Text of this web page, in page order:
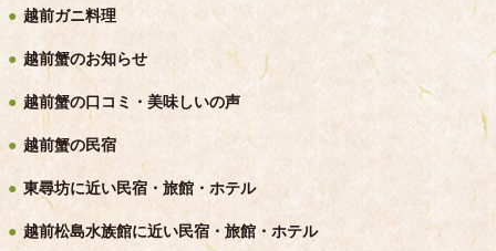
越前ガニ料理
越前蟹のお知らせ
越前蟹の口コミ・美味しいの声
越前蟹の民宿
東尋坊に近い民宿・旅館・ホテル
越前松島水族館に近い民宿・旅館・ホテル